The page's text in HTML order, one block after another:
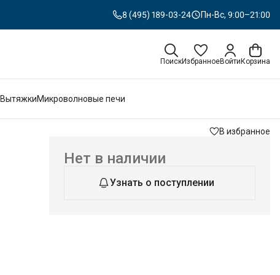
8 (495) 189-03-24 Пн-Вс, 9:00–21:00
ПоискИзбранноеВойти Корзина
ВытяжкиМикроволновые печи
В избранное
Нет в наличии
Узнать о поступлении